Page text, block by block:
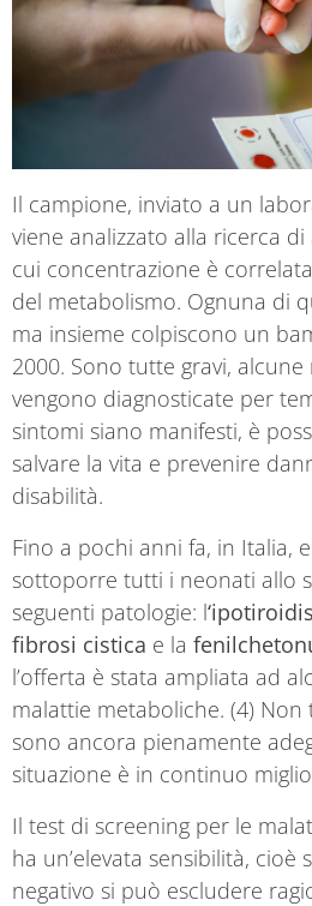
Il campione, inviato a un
viene analizzato alla ricerca
cui concentrazione è
del metabolismo. Ognuna di
ma insieme colpiscono un
2000. Sono tutte gravi,
vengono diagnosticate per
sintomi siano manifesti, è
salvare la vita e prevenire
disabilità.
Fino a pochi anni fa, in Italia,
sottoporre tutti i neonati allo
seguenti patologie: l
fibrosi cistica e la
l’offerta è stata ampliata ad
malattie metaboliche. (4) Non
sono ancora pienamente
situazione è in continuo
Il test di screening per le
ha un’elevata sensibilità, cioè
negativo si può escludere